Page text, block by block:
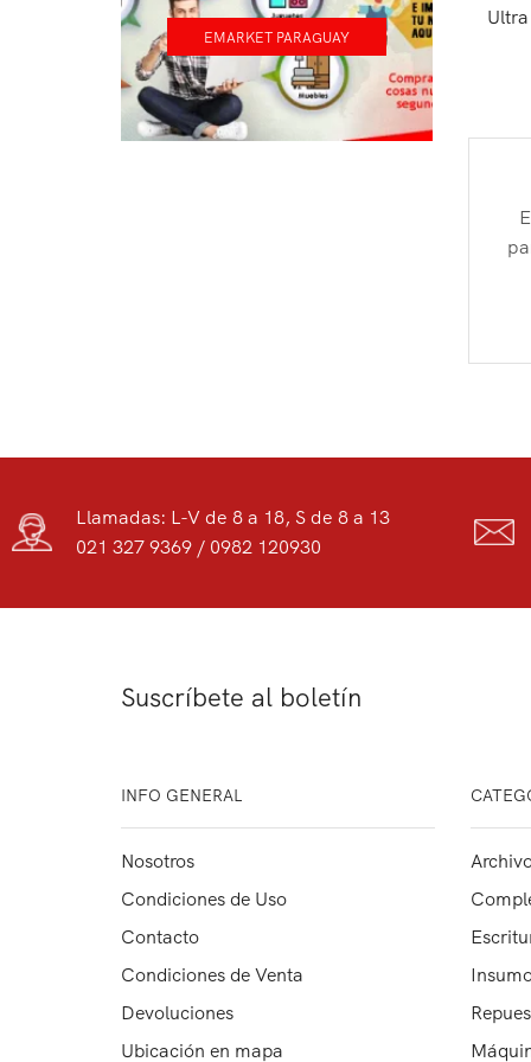
UPS y Powerbanks
Insumos para impresión
Manualidades
Máquinas Oficina
EMARKET PARAGUAY
Llamadas: L-V de 8 a 18, S de 8 a 13
021 327 9369 / 0982 120930
Suscríbete al boletín
INFO GENERAL
Nosotros
Condiciones de Uso
Contacto
Condiciones de Venta
Devoluciones
Ubicación en mapa